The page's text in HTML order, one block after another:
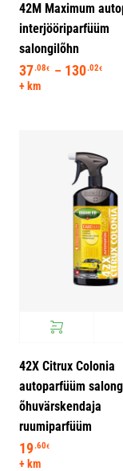
42M Maximum
interjööriparfüüm
salongilõhn
37.08€ – 130.02€
+ km
42X Citrux Colonia
autoparfüüm
õhuvärskendaja
ruumiparfüüm
19.60€
+ km